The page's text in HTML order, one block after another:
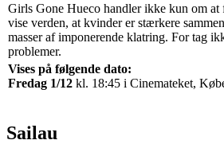
Girls Gone Hueco handler ikke kun om at
vise verden, at kvinder er stærkere
masser af imponerende klatring. For tag
problemer.
Vises på følgende dato:
Fredag 1/12 kl. 18:45 i Cinemateket,
Sailau